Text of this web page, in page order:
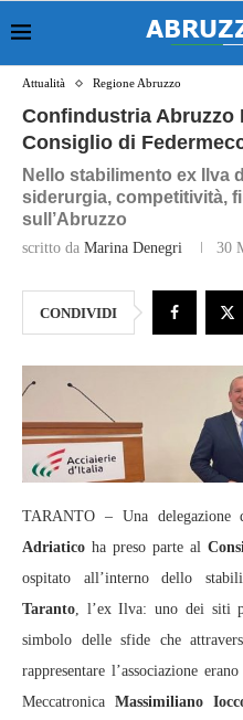
Attualità Regione Abruzzo
Confindustria Abruzzo
Consiglio di
Nello stabilimento ex Ilva
siderurgia, competitività,
sull’Abruzzo
scritto da Marina Denegri 30
CONDIVIDI
TARANTO – Una
Adriatico ha preso parte al
ospitato all’interno dello
Taranto , l’ex Ilva: uno dei siti
simbolo delle sfide che
rappresentare l’associazione
Meccatronica Massimiliano